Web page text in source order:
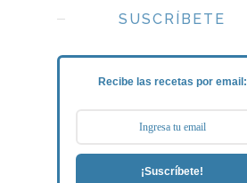
SUSCRÍBETE
Recibe las recetas por email:
¡Suscríbete!